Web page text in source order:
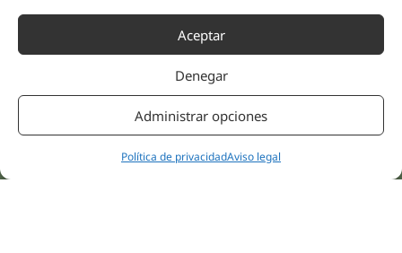
Aceptar
Denegar
Administrar opciones
Política de privacidadAviso legal
Medicina interna
Evidencia científica
Enlaces rápidos
Tienda online
Síguenos
Instagram
LinkedIn
Youtube